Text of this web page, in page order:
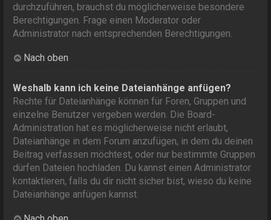
durchzuführen, brauchst du möglicherweise besondere
Berechtigungen. Frage einen Moderator oder
Administrator nach entsprechenden Berechtigungen.
Nach oben
Weshalb kann ich keine Dateianhänge anfügen?
Rechte für Dateianhänge können für Foren, Gruppen und
einzelne Benutzer vergeben werden. Die Board-
Administration hat es möglicherweise nicht erlaubt,
Dateianhänge in dem Forum anzufügen, in dem du deinen
Beitrag verfassen möchtest, oder nur bestimmte Gruppen
dürfen Dateien hochladen. Du kannst einen Administrator
kontaktieren, falls du dir nicht sicher bist, wieso du keine
Dateianhänge anfügen kannst.